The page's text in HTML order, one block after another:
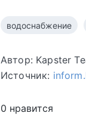
водоснабжение
Автор: Kapster
Источник:
0 нравится